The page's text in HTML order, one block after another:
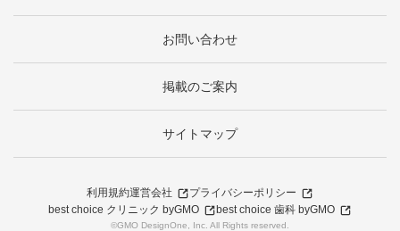
お問い合わせ
掲載のご案内
サイトマップ
利用規約運営会社
プライバシーポリシー
best choice クリニック byGMO
best choice 歯科 byGMO
©GMO DesignOne, Inc. All Rights reserved.